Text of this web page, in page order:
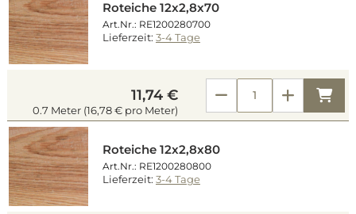
Roteiche 12x2,8x70
Art.Nr.: RE1200280700
Lieferzeit: 3-4 Tage
11,74 €
0.7 Meter (16,78 € pro Meter)
Roteiche 12x2,8x80
Art.Nr.: RE1200280800
Lieferzeit: 3-4 Tage